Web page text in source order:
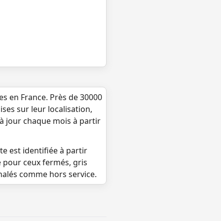
en France. Près de 30000
sur leur localisation,
jour chaque mois à partir
est identifiée à partir
ceux fermés, gris
comme hors service.